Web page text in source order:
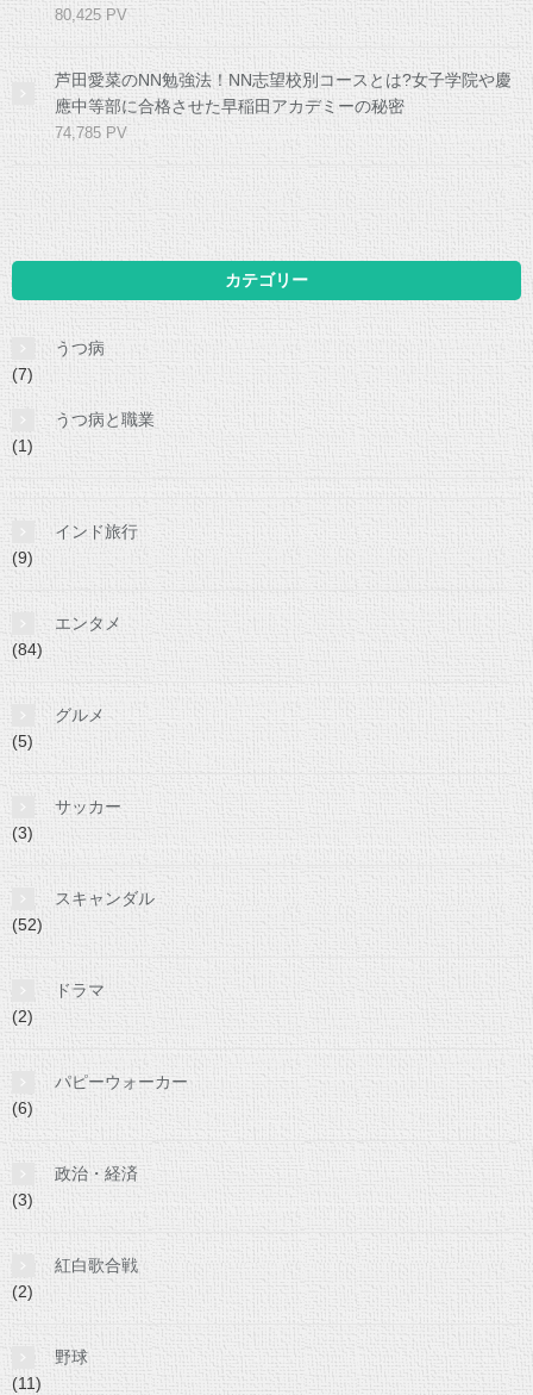
80,425 PV
芦田愛菜のNN勉強法！NN志望校別コースとは?女子学院や慶
應中等部に合格させた早稲田アカデミーの秘密
74,785 PV
カテゴリー
うつ病
(7)
うつ病と職業
(1)
インド旅行
(9)
エンタメ
(84)
グルメ
(5)
サッカー
(3)
スキャンダル
(52)
ドラマ
(2)
パピーウォーカー
(6)
政治・経済
(3)
紅白歌合戦
(2)
野球
(11)